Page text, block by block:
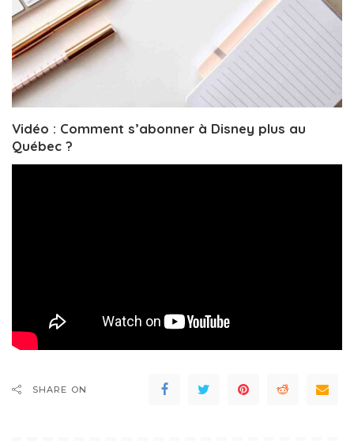
Vidéo : Comment s’abonner à Disney plus au
Québec ?
SHARE ON